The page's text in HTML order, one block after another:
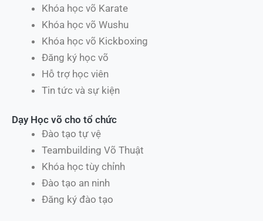
Khóa học võ Karate
Khóa học võ Wushu
Khóa học võ Kickboxing
Đăng ký học võ
Hỗ trợ học viên
Tin tức và sự kiện
Dạy Học võ cho tổ chức
Đào tạo tự vệ
Teambuilding Võ Thuật
Khóa học tùy chỉnh
Đào tạo an ninh
Đăng ký đào tạo